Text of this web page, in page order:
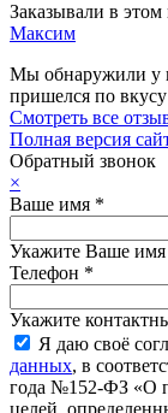
Заказывали в этом
Максим
Мы обнаружили у
пришелся по
Смотреть все
Полная версия
Обратный звонок
×
Ваше имя *
Укажите Ваше имя
Телефон *
Укажите
Я даю своё
данных, в
года №152-ФЗ «О
целей,